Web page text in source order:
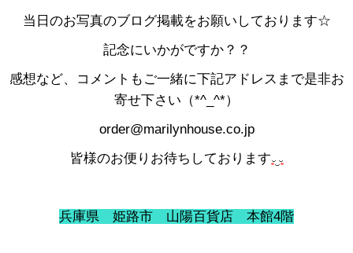
当日のお写真のブログ掲載をお願いしております☆
記念にいかがですか？？
感想など、コメントもご一緒に下記アドレスまで是非お
寄せ下さい（*^_^*）
order@marilynhouse.co.jp
皆様のお便りお待ちしております
兵庫県 姫路市 山陽百貨店 本館4階